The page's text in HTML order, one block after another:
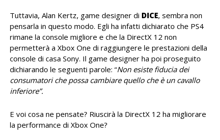
Tuttavia, Alan Kertz, game designer di DICE, sembra non
pensarla in questo modo. Egli ha infatti dichiarato che PS4
rimane la console migliore e che la DirectX 12 non
permetterà a Xbox One di raggiungere le prestazioni della
console di casa Sony. Il game designer ha poi proseguito
dichiarando le seguenti parole: “Non esiste fiducia dei
consumatori che possa cambiare quello che è un cavallo
inferiore”.
E voi cosa ne pensate? Riuscirà la DirectX 12 ha migliorare
la performance di Xbox One?